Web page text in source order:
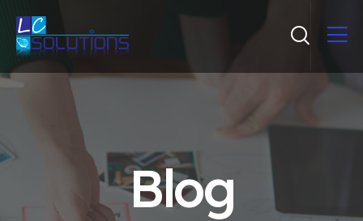
Blog